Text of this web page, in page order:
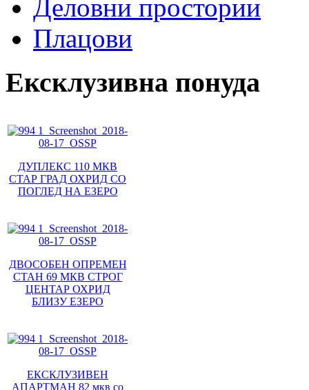
Деловни простории
Плацови
Ексклузивна понуда
ДУПЛЕКС 110 МКВ
СТАР ГРАД ОХРИД СО
ПОГЛЕД НА ЕЗЕРО
ДВОСОБЕН ОПРЕМЕН
СТАН 69 МКВ СТРОГ
ЦЕНТАР ОХРИД
БЛИЗУ ЕЗЕРО
ЕКСКЛУЗИВЕН
АПАРТМАН 82 мкв со